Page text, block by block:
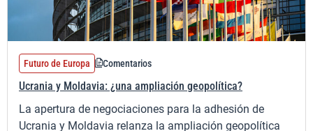
Futuro de Europa Comentarios
Ucrania y Moldavia: ¿una ampliación geopolítica?
La apertura de negociaciones para la adhesión de
Ucrania y Moldavia relanza la ampliación geopolítica